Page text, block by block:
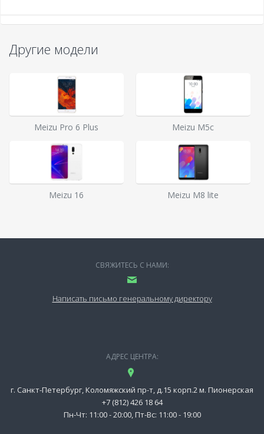
Другие модели
Meizu Pro 6 Plus Meizu M5c
Meizu 16 Meizu M8 lite
СВЯЖИТЕСЬ С НАМИ:
Написать письмо генеральному директору
АДРЕС ЦЕНТРА:
г. Санкт-Петербург, Коломяжский пр-т, д.15 корп.2 м. Пионерская
+7 (812) 426 18 64
Пн-Чт: 11:00 - 20:00, Пт-Вс: 11:00 - 19:00